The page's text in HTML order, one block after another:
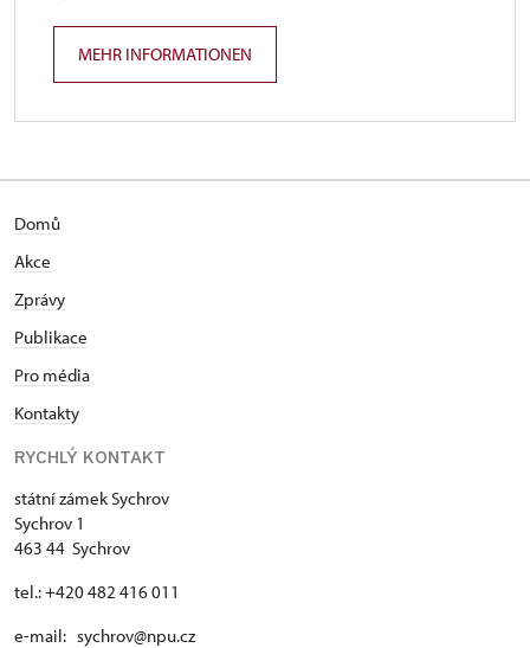
MEHR INFORMATIONEN
Domů
Akce
Zprávy
Publikace
Pro média
Kontakty
RYCHLÝ KONTAKT
státní zámek Sychrov
Sychrov 1
463 44 Sychrov
tel.: +420 482 416 011
e-mail: sychrov@npu.cz